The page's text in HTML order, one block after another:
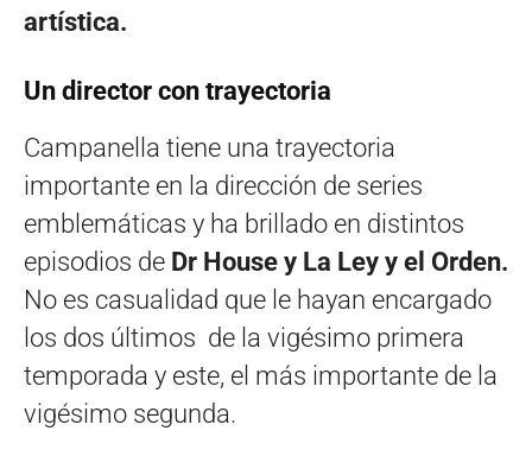
artística.
Un director con trayectoria
Campanella tiene una trayectoria
importante en la dirección de series
emblemáticas y ha brillado en distintos
episodios de Dr House y La Ley y el Orden.
No es casualidad que le hayan encargado
los dos últimos de la vigésimo primera
temporada y este, el más importante de la
vigésimo segunda.